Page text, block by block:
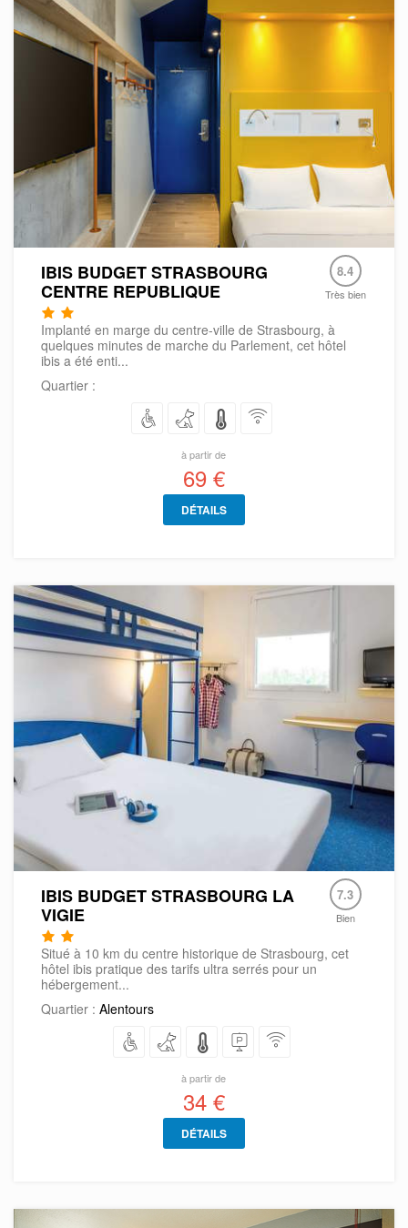
IBIS BUDGET STRASBOURG
CENTRE REPUBLIQUE
8.4
Très bien
Implanté en marge du centre-ville de Strasbourg, à
quelques minutes de marche du Parlement, cet hôtel
ibis a été enti...
Quartier :
à partir de
69 €
DÉTAILS
IBIS BUDGET STRASBOURG LA
VIGIE
7.3
Bien
Situé à 10 km du centre historique de Strasbourg, cet
hôtel ibis pratique des tarifs ultra serrés pour un
hébergement...
Quartier : Alentours
à partir de
34 €
DÉTAILS